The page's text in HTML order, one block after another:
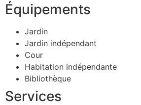
Équipements
Jardin
Jardin indépendant
Cour
Habitation indépendante
Bibliothèque
Services